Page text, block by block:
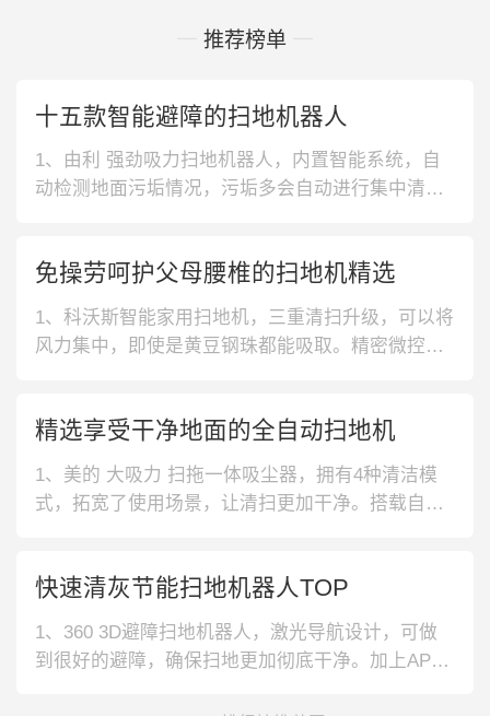
推荐榜单
十五款智能避障的扫地机器人
1、由利 强劲吸力扫地机器人，内置智能系统，自
动检测地面污垢情况，污垢多会自动进行集中清
激光技术，绘图更准确，识别障碍物更灵敏。自动
检测地面环境，并根据地面脏污情况自动调整吸
力，进行智能清扫。3、iRobot
免操劳呵护父母腰椎的扫地机精选
1、科沃斯智能家用扫地机，三重清扫升级，可以将
风力集中，即使是黄豆钢珠都能吸取。精密微控水
上大水箱无尘盒，即使是大户型也能一次清洁干
净。蓝鲸微控水箱，扫地机不动的时候不会渗水。
3、小米智能轻薄扫地机，视觉传感器
精选享受干净地面的全自动扫地机
1、美的 大吸力 扫拖一体吸尘器，拥有4种清洁模
式，拓宽了使用场景，让清扫更加干净。搭载自动
式，让使用更加的省心，为你带来更多的便捷。搭
载四重清洁功能，仿人工擦地进程，让清扫洁净又
高效。3、360智能激光规划
快速清灰节能扫地机器人TOP
1、360 3D避障扫地机器人，激光导航设计，可做
到很好的避障，确保扫地更加彻底干净。加上APP